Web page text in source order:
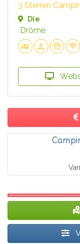
3 Sterren
Die
Drôme